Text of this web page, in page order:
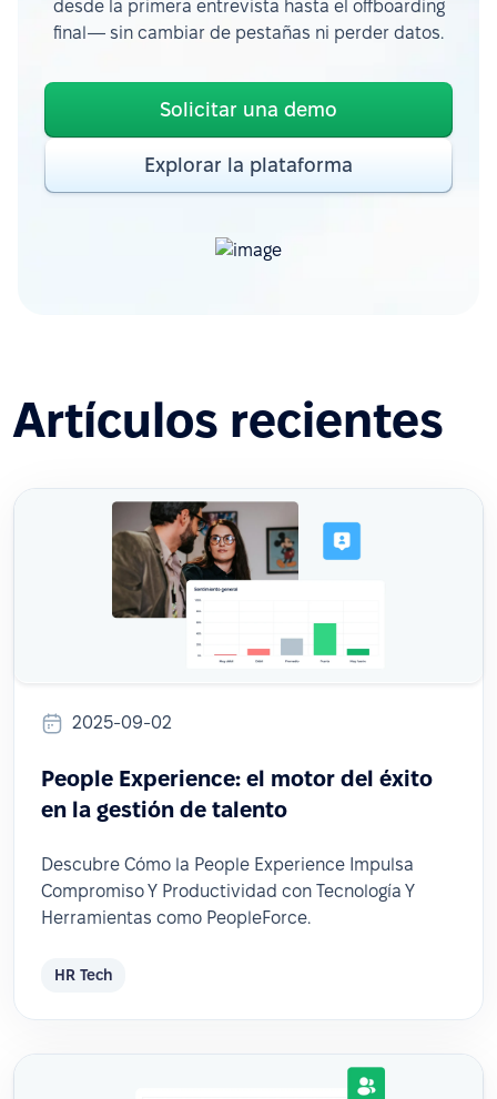
desde la primera entrevista hasta el offboarding
final— sin cambiar de pestañas ni perder datos.
Solicitar una demo
Explorar la plataforma
Artículos recientes
2025-09-02
People Experience: el motor del éxito
en la gestión de talento
Descubre Cómo la People Experience Impulsa
Compromiso Y Productividad con Tecnología Y
Herramientas como PeopleForce.
HR Tech